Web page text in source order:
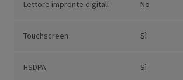
Lettore impronte digitali No
Touchscreen Sì
HSDPA Sì